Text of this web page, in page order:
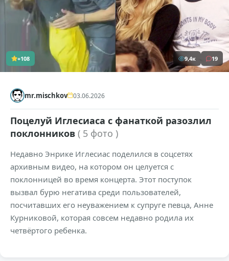
+108 9,4к 19
mr.mischkov 03.06.2026
Поцелуй Иглесиаса с фанаткой разозлил
поклонников ( 5 фото )
Недавно Энрике Иглесиас поделился в соцсетях
архивным видео, на котором он целуется с
поклонницей во время концерта. Этот поступок
вызвал бурю негатива среди пользователей,
посчитавших его неуважением к супруге певца, Анне
Курниковой, которая совсем недавно родила их
четвёртого ребенка.